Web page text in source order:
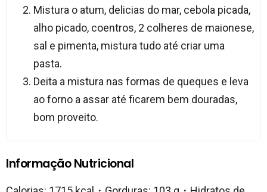
Mistura o atum, delicias do mar, cebola picada,
alho picado, coentros, 2 colheres de maionese,
sal e pimenta, mistura tudo até criar uma
pasta.
Deita a mistura nas formas de queques e leva
ao forno a assar até ficarem bem douradas,
bom proveito.
Informação Nutricional